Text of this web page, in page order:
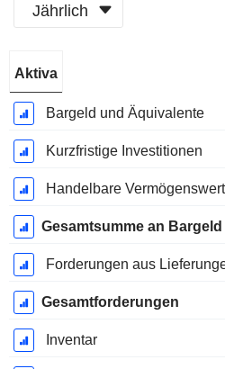
Jährlich
Geschäftsjahres:
Aktiva
Bargeld und Äquivalente
Kurzfristige Investitionen
Handelbare
Gesamtforderungen
Inventar